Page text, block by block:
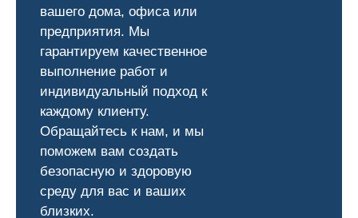
вашего дома, офиса или
предприятия. Мы
гарантируем качественное
выполнение работ и
индивидуальный подход к
каждому клиенту.
Обращайтесь к нам, и мы
поможем вам создать
безопасную и здоровую
среду для вас и ваших
близких.